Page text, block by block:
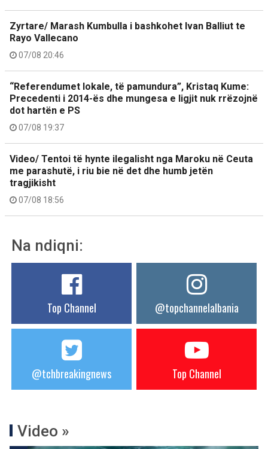
Zyrtare/ Marash Kumbulla i bashkohet Ivan Balliut te
Rayo Vallecano
07/08 20:46
“Referendumet lokale, të pamundura”, Kristaq Kume:
Precedenti i 2014-ës dhe mungesa e ligjit nuk rrëzojnë
dot hartën e PS
07/08 19:37
Video/ Tentoi të hynte ilegalisht nga Maroku në Ceuta
me parashutë, i riu bie në det dhe humb jetën
tragjikisht
07/08 18:56
Na ndiqni:
Top Channel @topchannelalbania
@tchbreakingnews Top Channel
Video »